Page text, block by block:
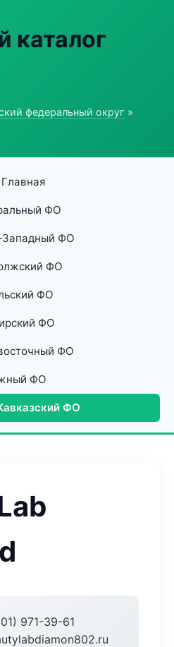
каталог
федеральный округ »
Главная
ФО
Западный ФО
ФО
ФО
ФО
ФО
ФО
ФО
971-39-61